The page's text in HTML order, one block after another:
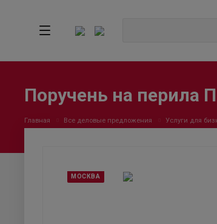
Поручень на перила
Главная Все деловые предложения Услуги для
МОСКВА